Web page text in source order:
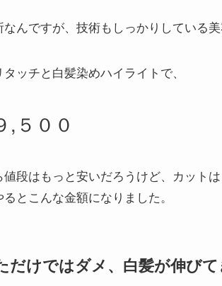
んですが、技術もしっかりしている
ッチと白髪染めハイライトで、
,５００
段はもっと安いだろうけど、カット
とこんな金額になりました。
だけではダメ、白髪が伸び